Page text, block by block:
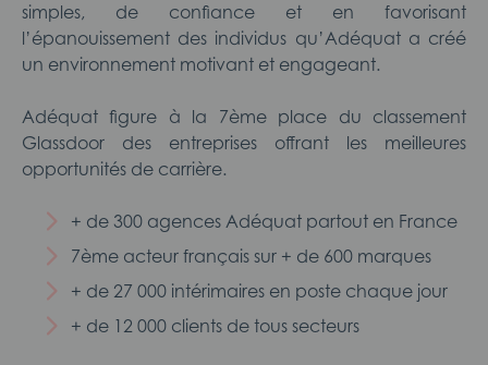
simples, de confiance et en favorisant
l’épanouissement des individus qu’Adéquat a créé
un environnement motivant et engageant.
Adéquat figure à la 7ème place du classement
Glassdoor des entreprises offrant les meilleures
opportunités de carrière.
+ de 300 agences Adéquat partout en France
7ème acteur français sur + de 600 marques
+ de 27 000 intérimaires en poste chaque jour
+ de 12 000 clients de tous secteurs